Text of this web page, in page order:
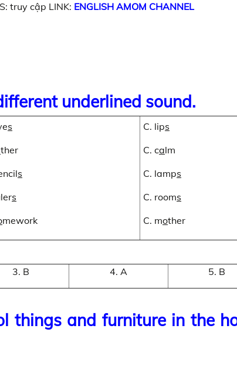
truy cập LINK: ENGLISH AMOM CHANNEL
underlined sound.
s
ther
s
s
mework
C. lips
C. calm
C. lamps
C. rooms
C. mother
3. B 4. A 5. B
things and furniture in the